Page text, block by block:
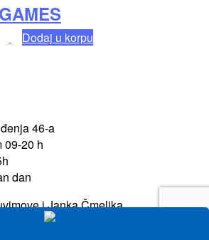
Dodaj u korpu
46-a
09-20 h
dan
i Janka Čmelika